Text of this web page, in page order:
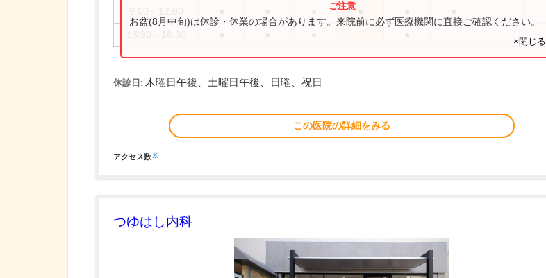
お盆(8月中旬)は休診・休業の場合があります。来院前に必ず医療機関に直接ご確認ください。
×閉じる
休診日: 木曜日午後、土曜日午後、日曜、祝日
この医院の詳細をみる
アクセス数※
つゆはし内科